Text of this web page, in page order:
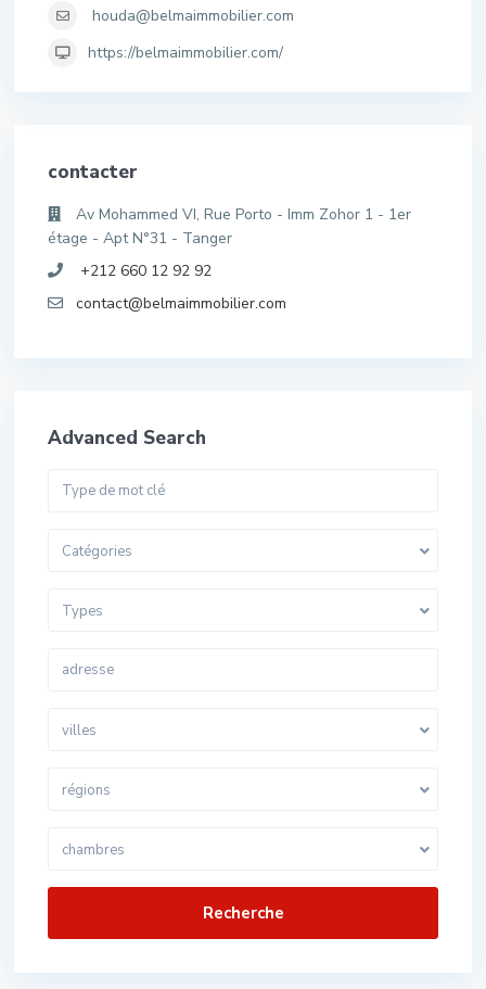
houda@belmaimmobilier.com
https://belmaimmobilier.com/
contacter
Av Mohammed VI, Rue Porto - Imm Zohor 1 - 1er
étage - Apt N°31 - Tanger
+212 660 12 92 92
contact@belmaimmobilier.com
Advanced Search
Catégories
Types
villes
régions
chambres
Recherche